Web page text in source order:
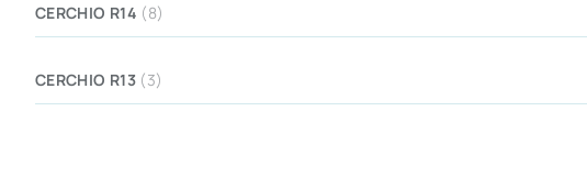
CERCHIO R14 (8)
CERCHIO R13 (3)